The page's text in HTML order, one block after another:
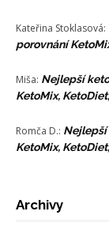
Kateřina Stoklasová:
porovnání
Miša: Nejlepší
KetoMix,
Romča D.: Nejlepší
KetoMix,
Archivy